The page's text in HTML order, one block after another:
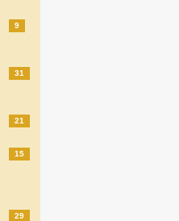
9
31
21
15
29